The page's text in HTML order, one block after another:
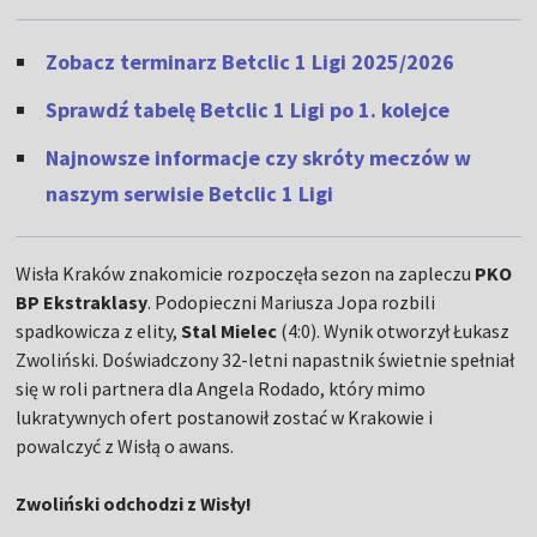
Zobacz terminarz Betclic 1 Ligi 2025/2026
Sprawdź tabelę Betclic 1 Ligi po 1. kolejce
Najnowsze informacje czy skróty meczów w
naszym serwisie Betclic 1 Ligi
Wisła Kraków znakomicie rozpoczęła sezon na zapleczu PKO
BP Ekstraklasy. Podopieczni Mariusza Jopa rozbili
spadkowicza z elity,Stal Mielec (4:0). Wynik otworzył Łukasz
Zwoliński. Doświadczony 32-letni napastnik świetnie spełniał
się w roli partnera dla Angela Rodado, który mimo
lukratywnych ofert postanowił zostać w Krakowie i
powalczyć z Wisłą o awans.
Zwoliński odchodzi z Wisły!